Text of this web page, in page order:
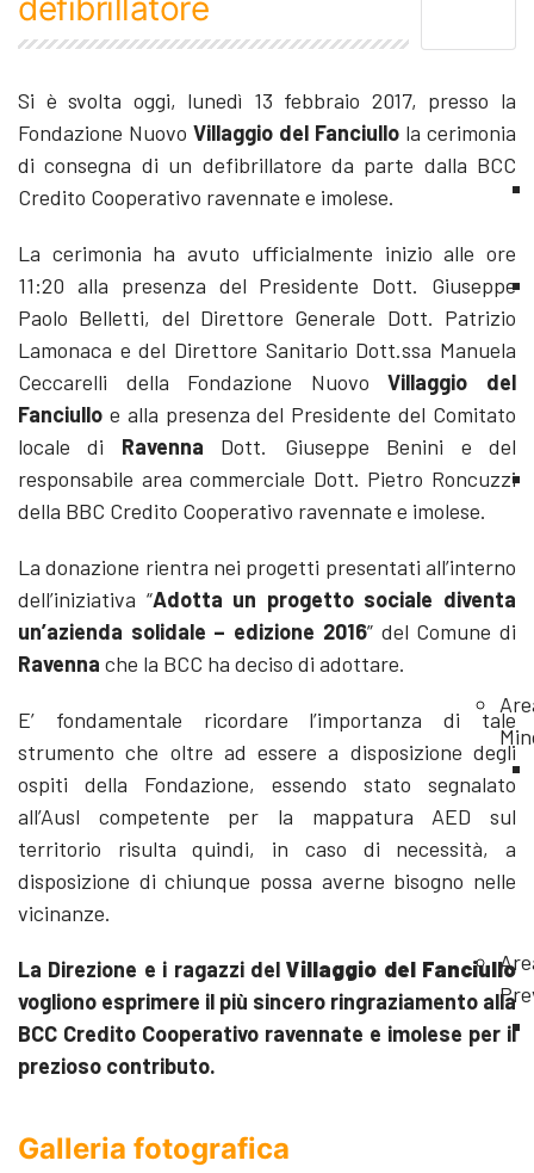
Si è svolta oggi, lunedì 13 febbraio 2017, presso la
Fondazione Nuovo Villaggio del Fanciullo la cerimonia
di consegna di un defibrillatore da parte dalla BCC
Credito Cooperativo ravennate e imolese.
La cerimonia ha avuto ufficialmente inizio alle ore
11:20 alla presenza del Presidente Dott. Giuseppe
Paolo Belletti, del Direttore Generale Dott. Patrizio
Lamonaca e del Direttore Sanitario Dott.ssa Manuela
Ceccarelli della Fondazione NuovoVillaggio del
Fanciullo e alla presenza del Presidente del Comitato
locale di Ravenna Dott. Giuseppe Benini e del
responsabile area commerciale Dott. Pietro Roncuzzi
della BBC Credito Cooperativo ravennate e imolese.
La donazione rientra nei progetti presentati all’interno
dell’iniziativa “Adotta un progetto sociale diventa
un’azienda solidale – edizione 2016” del Comune di
Ravenna che la BCC ha deciso di adottare.
E’ fondamentale ricordare l’importanza di tale
strumento che oltre ad essere a disposizione degli
ospiti della Fondazione, essendo stato segnalato
all’Ausl competente per la mappatura AED sul
territorio risulta quindi, in caso di necessità, a
disposizione di chiunque possa averne bisogno nelle
vicinanze.
La Direzione e i ragazzi delVillaggio del Fanciullo
vogliono esprimere il più sincero ringraziamento alla
BCC Credito Cooperativo ravennate e imolese per il
prezioso contributo.
Galleria fotografica